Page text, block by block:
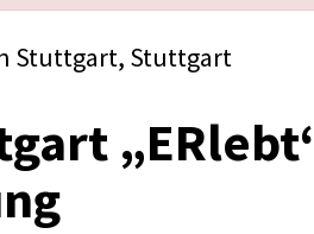
Stuttgart, Stuttgart